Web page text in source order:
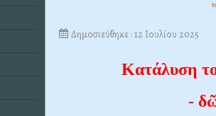
Δημοσιεύθηκε : 12 Ιουλίου 2025
Κατάλυση
-